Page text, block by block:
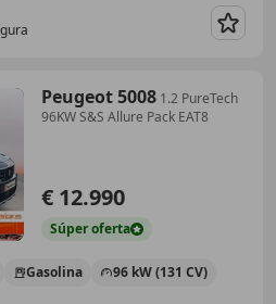
Peugeot 5008 1.2 PureTech
96KW S&S Allure Pack EAT8
€ 12.990
Súperoferta
Gasolina 96 kW (131 CV)